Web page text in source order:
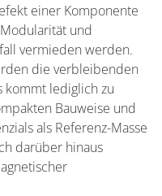
einer Komponente
und
vermieden werden.
die verbleibenden
lediglich zu
Bauweise und
als Referenz-Masse
darüber hinaus